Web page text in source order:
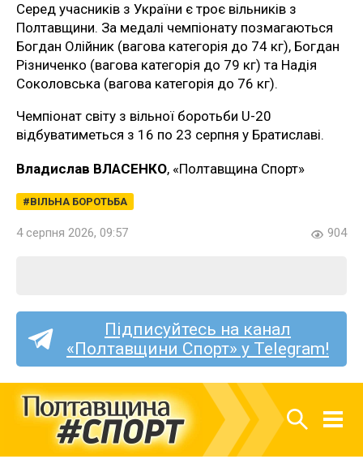
Серед учасників з України є троє вільників з
Полтавщини. За медалі чемпіонату позмагаються
Богдан Олійник (вагова категорія до 74 кг), Богдан
Різниченко (вагова категорія до 79 кг) та Надія
Соколовська (вагова категорія до 76 кг).
Чемпіонат світу з вільної боротьби U-20
відбуватиметься з 16 по 23 серпня у Братиславі.
Владислав ВЛАСЕНКО, «Полтавщина Спорт»
ВІЛЬНА БОРОТЬБА
4 серпня 2026, 09:57 904
Підписуйтесь на канал
«Полтавщини Спорт» у Telegram!